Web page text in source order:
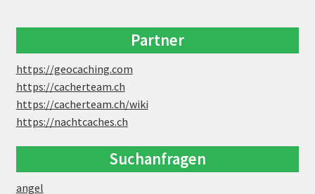
Partner
https://geocaching.com
https://cacherteam.ch
https://cacherteam.ch/wiki
https://nachtcaches.ch
Suchanfragen
angel